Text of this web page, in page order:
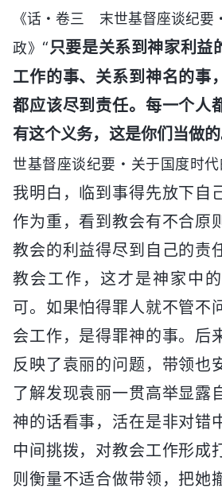
《话・卷三 末世基督座谈纪要
政》 “只要是关系到神家利益
工作的事、关系到神名的事
都应该尽到责任。每一个人
有这个义务，这是你们当做
世基督座谈纪要・关于国度时代
我明白，临到事得先放下自
作为重，看到教会有不合原
教会的利益得尽到自己的责
教会工作，这才是神家中
可。如果怕得罪人就不管不
会工作，是得罪神的事。后
反映了袁丽的问题，带领也
了解发现袁丽一贯高举显露
神的话看事，活在是非对错
中间挑拨，对教会工作形成
则衡量不适合做带领，把她